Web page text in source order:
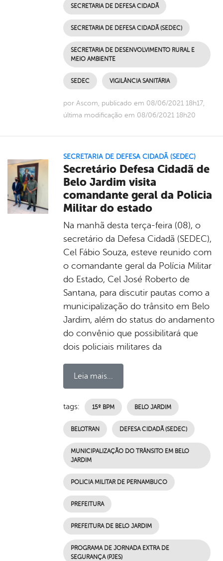
SECRETARIA DE DEFESA CIDADÃ
SECRETARIA DE DEFESA CIDADÃ (SEDEC)
SECRETARIA DE DESENVOLVIMENTO RURAL E
MEIO AMBIENTE
SEDEC VIGILÂNCIA SANITÁRIA
por Ascom, publicado em 08/06/2021 18h17,
última modificação em 08/06/2021 18h20
SECRETARIA DE DEFESA CIDADÃ (SEDEC)
Secretário Defesa Cidadã de
Belo Jardim visita
comandante geral da Policia
Militar do estado
Na manhã desta terça-feira (08), o
secretário da Defesa Cidadã (SEDEC),
Cel Fábio Souza, esteve reunido com
o comandante geral da Polícia Militar
do Estado, Cel José Roberto de
Santana, para discutir pautas como a
municipalização do trânsito em Belo
Jardim, além do status do andamento
do convênio que possibilitará que
dois policiais militares da
Leia mais...
tags: 15º BPM BELO JARDIM
BELOTRAN DEFESA CIDADÃ (SEDEC)
MUNICIPALIZAÇÃO DO TRÂNSITO EM BELO
JARDIM
POLICIA MILITAR DE PERNAMBUCO
PREFEITURA
PREFEITURA DE BELO JARDIM
PROGRAMA DE JORNADA EXTRA DE
SEGURANÇA (PJES)